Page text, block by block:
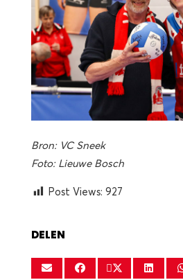
Bron: VC Sneek
Foto: Lieuwe Bosch
Post Views: 927
DELEN